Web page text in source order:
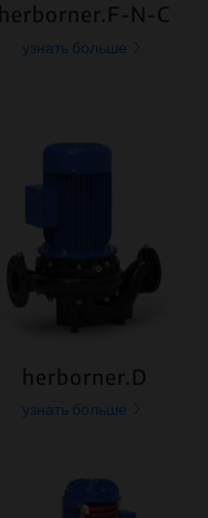
herborner.F-N-C
узнать больше
herborner.D
узнать больше